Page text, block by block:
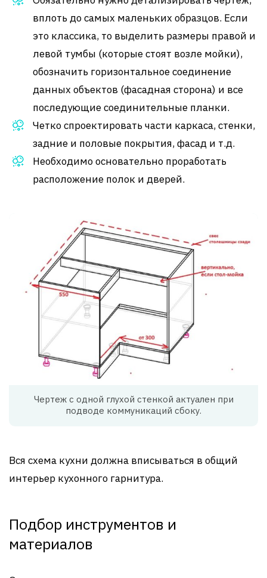
вплоть до самых маленьких образцов. Если
это классика, то выделить размеры правой и
левой тумбы (которые стоят возле мойки),
обозначить горизонтальное соединение
данных объектов (фасадная сторона) и все
последующие соединительные планки.
Четко спроектировать части каркаса, стенки,
задние и половые покрытия, фасад и т.д.
Необходимо основательно проработать
расположение полок и дверей.
Чертеж с одной глухой стенкой актуален при
подводе коммуникаций сбоку.
Вся схема кухни должна вписываться в общий
интерьер кухонного гарнитура.
Подбор инструментов и
материалов